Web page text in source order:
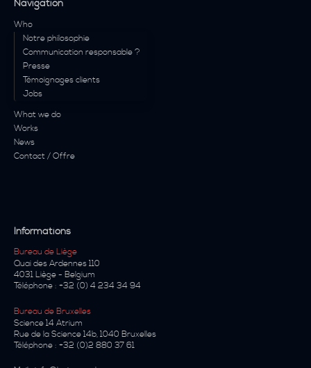
Navigation
Who
Notre philosophie
Communication responsable ?
Presse
Témoignages clients
Jobs
What we do
Works
News
Contact / Offre
Informations
Bureau de Liège
Quai des Ardennes 110
4031 Liège - Belgium
Téléphone : +32 (0) 4 234 34 94
Bureau de Bruxelles
Science 14 Atrium
Rue de la Science 14b, 1040 Bruxelles
Téléphone : +32 (0)2 880 37 61